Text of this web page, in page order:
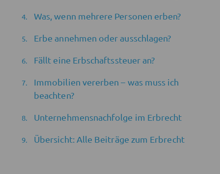
Was, wenn mehrere Personen erben?
Erbe annehmen oder ausschlagen?
Fällt eine Erbschaftssteuer an?
Immobilien vererben – was muss ich
beachten?
Unternehmensnachfolge im Erbrecht
Übersicht: Alle Beiträge zum Erbrecht